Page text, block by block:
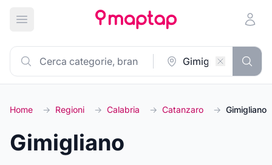
Apri menu principale
Home → Regioni → Calabria → Catanzaro → Gimigliano
Gimigliano